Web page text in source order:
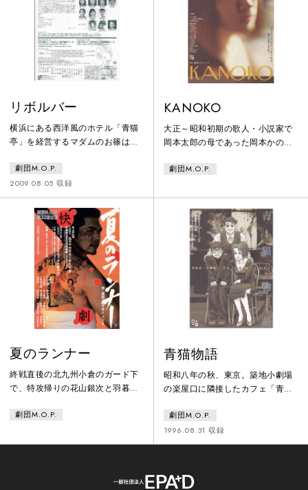
リボルバー
横浜にある西洋風のホテル「青猫
亭」を経営するマダムのお篠は、
た。明治8年のある日、このホテ
ルにピストル強盗に入った守上一
馬はひょんなことからこのホテル
で働く身の上となる。やがて彼の
拳銃が、かつて坂本龍馬が所持し
ていたものだと判明する。グラン
ドホテル形式の群像劇。
劇団M.O.P.
2009.08.05 収録
KANOKO
大正～昭和初期の歌人・小説家で
岡本太郎の母であった岡本かの子
夫・一平たちが繰り広げる奔放で
劇団M.O.P.
夏のランナー
終戦直後の北九州小倉のガード下
で、特攻帰りの花山銀次と羽暮研
野球北九州決勝戦で覇を競い合っ
よる没収試合となっていた。現
クザ大文字組の若頭となってい
劇団M.O.P.
青猫物語
昭和八年の秋、東京。築地小劇場
の楽屋口に隣接したカフェ「青
男とカフェの踊り子・宮下そら嬢
の恋人二人が、散々なすれ違いの
末に結ばれる恋愛喜劇。
劇団M.O.P.
1996.08.31 収録